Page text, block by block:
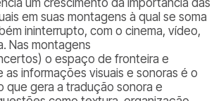
um crescimento da importância das
em suas montagens à qual se soma
ininterrupto, com o cinema, vídeo,
Nas montagens
o espaço de fronteira e
informações visuais e sonoras é o
que gera a tradução sonora e